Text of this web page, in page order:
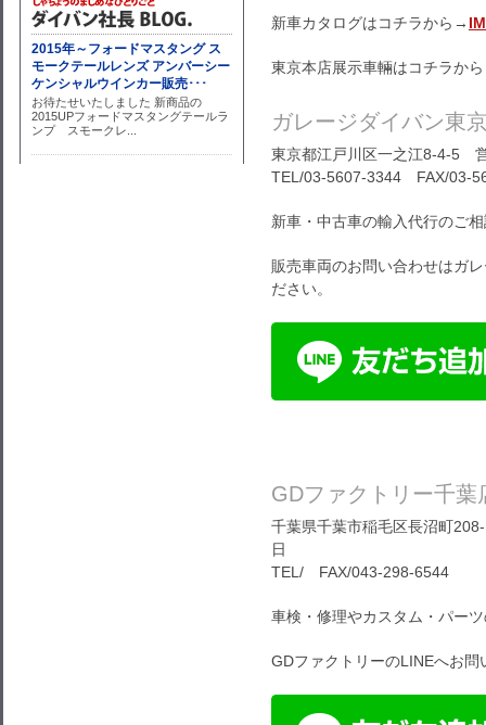
新車カタログはコチラから→
東京本店展示車輛はコチラか
ガレージダイバン東
東京都江戸川区一之江8-4-5
TEL/03-5607-3344 FAX/03-
新車・中古車の輸入代行のご
販売車両のお問い合わせはガ
ださい。
GDファクトリー千葉
千葉県千葉市稲毛区長沼町
日
TEL/ FAX/043-298-6544
車検・修理やカスタム・パー
GDファクトリーのLINEへお問